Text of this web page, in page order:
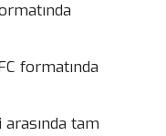
formatında
tam